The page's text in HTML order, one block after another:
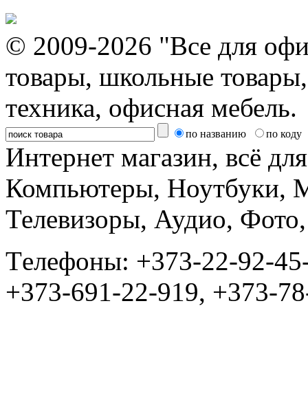
© 2009-2026 "Все для
товары, школьные
техника, офисная мебель.
по названию по коду
Интернет магазин, всё
Компьютеры, Ноутбуки,
Телевизоры, Аудио,
Tелефоны: +373-22-92-
+373-691-22-919, +373-